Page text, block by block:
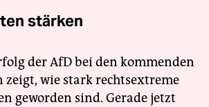
stärken
der AfD bei den kommenden
zeigt, wie stark rechtsextreme
geworden sind. Gerade jetzt